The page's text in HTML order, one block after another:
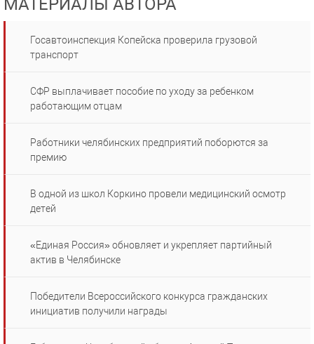
МАТЕРИАЛЫ АВТОРА
Госавтоинспекция Копейска проверила грузовой
транспорт
СФР выплачивает пособие по уходу за ребенком
работающим отцам
Работники челябинских предприятий поборются за
премию
В одной из школ Коркино провели медицинский осмотр
детей
«Единая Россия» обновляет и укрепляет партийный
актив в Челябинске
Победители Всероссийского конкурса гражданских
инициатив получили награды